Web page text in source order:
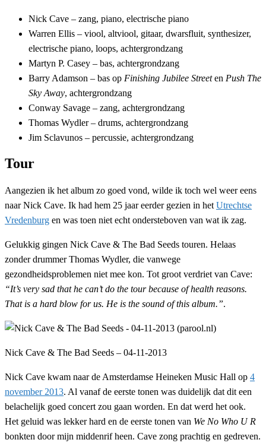
Nick Cave – zang, piano, electrische piano
Warren Ellis – viool, altviool, gitaar, dwarsfluit, synthesizer,
electrische piano, loops, achtergrondzang
Martyn P. Casey – bas, achtergrondzang
Barry Adamson – bas op Finishing Jubilee Streeten Push The
Sky Away, achtergrondzang
Conway Savage – zang, achtergrondzang
Thomas Wydler – drums, achtergrondzang
Jim Sclavunos – percussie, achtergrondzang
Tour
Aangezien ik het album zo goed vond, wilde ik toch wel weer eens
naar Nick Cave. Ik had hem 25 jaar eerder gezien in het Utrechtse
Vredenburg en was toen niet echt ondersteboven van wat ik zag.
Gelukkig gingen Nick Cave & The Bad Seeds touren. Helaas
zonder drummer Thomas Wydler, die vanwege
gezondheidsproblemen niet mee kon. Tot groot verdriet van Cave:
“It’s very sad that he can’t do the tour because of health reasons.
That is a hard blow for us. He is the sound of this album.”.
Nick Cave & The Bad Seeds – 04-11-2013
Nick Cave kwam naar de Amsterdamse Heineken Music Hall op 4
november 2013. Al vanaf de eerste tonen was duidelijk dat dit een
belachelijk goed concert zou gaan worden. En dat werd het ook.
Het geluid was lekker hard en de eerste tonen van We No Who U R
bonkten door mijn middenrif heen. Cave zong prachtig en gedreven.